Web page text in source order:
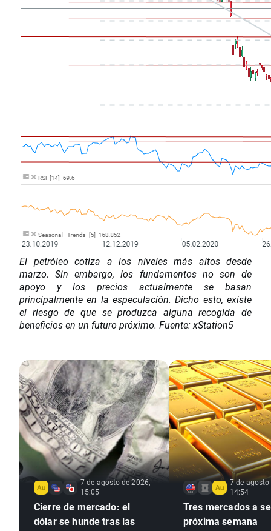
El petróleo cotiza a los niveles más altos desde
marzo. Sin embargo, los fundamentos no son de
apoyo y los precios actualmente se basan
principalmente en la especulación. Dicho esto, existe
el riesgo de que se produzca alguna recogida de
beneficios en un futuro próximo. Fuente: xStation5
7 de agosto de 2026,
15:05
Cierre de mercado: el
dólar se hunde tras las
7 de agosto
14:54
Tres mercados a
próxima semana